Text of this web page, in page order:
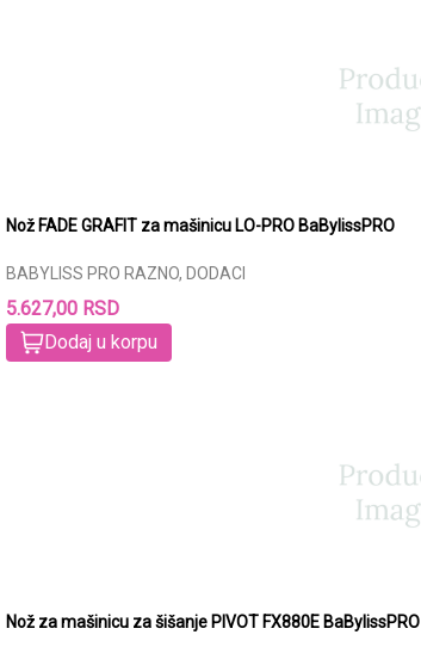
Nož FADE GRAFIT za mašinicu LO-PRO BaBylissPRO
BABYLISS PRO RAZNO, DODACI
5.627,00 RSD
Dodaj u korpu
Nož za mašinicu za šišanje PIVOT FX880E BaBylissPRO